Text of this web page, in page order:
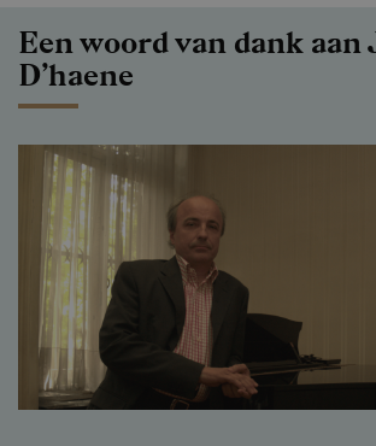
Een woord van dank aan
D’haene